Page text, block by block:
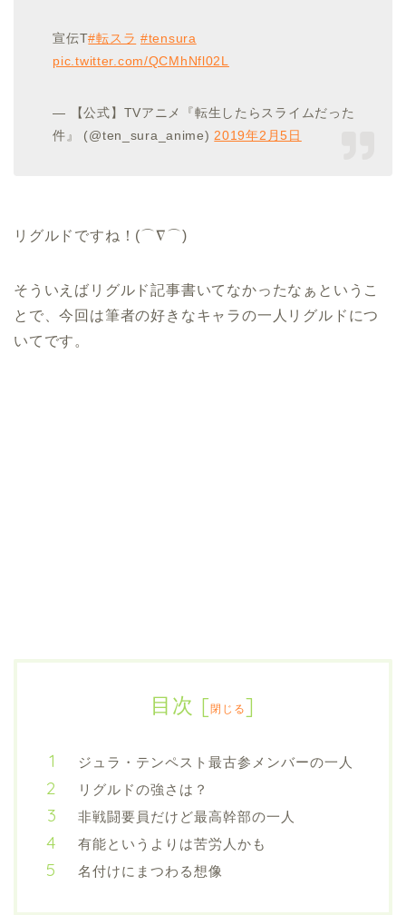
宣伝T#転スラ #tensura
pic.twitter.com/QCMhNfl02L
— 【公式】TVアニメ『転生したらスライムだった
件』 (@ten_sura_anime) 2019年2月5日
リグルドですね！(⌒∇⌒)
そういえばリグルド記事書いてなかったなぁというこ
とで、今回は筆者の好きなキャラの一人リグルドにつ
いてです。
目次 [閉じる]
ジュラ・テンペスト最古参メンバーの一人
リグルドの強さは？
非戦闘要員だけど最高幹部の一人
有能というよりは苦労人かも
名付けにまつわる想像